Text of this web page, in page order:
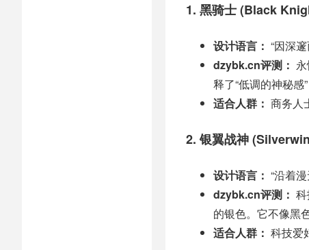
1. 黑骑士 (Black
设计语言： “因深
dzybk.cn评测：
释了“低调的神秘
适合人群： 商务人
2. 银翼战神
设计语言： “沿着
dzybk.cn评测：
的银色。它不像黑
适合人群： 科技爱